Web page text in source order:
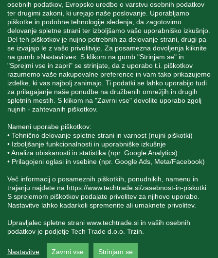
osebnih podatkov, Evropsko uredbo o varstvu osebnih podatkov
ter drugimi zakoni, ki urejajo naše poslovanje. Uporabljamo
piškotke in podobne tehnologije sledenja, da zagotovimo
delovanje spletne strani ter izboljšamo vašo uporabniško izkušnjo.
Del teh piškotkov je nujno potrebnih za delovanje strani, drugi pa
se izvajajo le z vašo privolitvijo. Za posamezna dovoljenja kliknite
na gumb »Nastavitve«. S klikom na gumb "Strinjam se" in
"Sprejmi vse in zapri" se strinjate, da z uporabo t.i. piškotkov
razumemo vaše nakupovalne preference in vam tako prikazujemo
izdelke, ki vas najbolj zanimajo. Ti podatki se lahko uporabijo tudi
za prilagajanje naše ponudbe na družbenih omrežjih in drugih
spletnih mestih. S klikom na "Zavrni vse" dovolite uporabo zgolj
nujnih - zahtevanih piškotkov.
Nameni uporabe piškotkov:
• Tehnično delovanje spletne strani in varnost (nujni piškotki)
• Izboljšanje funkcionalnosti in uporabniške izkušnje
• Analiza obiskanosti in statistika (npr. Google Analytics)
• Prilagojeni oglasi in vsebine (npr. Google Ads, Meta/Facebook)
Več informacij o posameznih piškotkih, ponudnikih, namenu in
trajanju najdete na https://www.techtrade.si/zasebnost-in-piskotki
S sprejemom piškotkov podajate privolitev za njihovo uporabo.
Nastavitve lahko kadarkoli spremenite ali umaknete privolitev.
Upravljalec spletne strani www.techtrade.si in vaših osebnih
podatkov je podjetje Tech Trade d.o.o. Trzin.
Nastavitve Zavrni vse Strinjam se
INFORMACIJE
MOJ RAČUN
STORITEV ZA STRANKE
SPREMLJAJTE NAS
Blatnica 8, 1236 Trzin
pravilne in verodostojne podatke. V kolikor na naši